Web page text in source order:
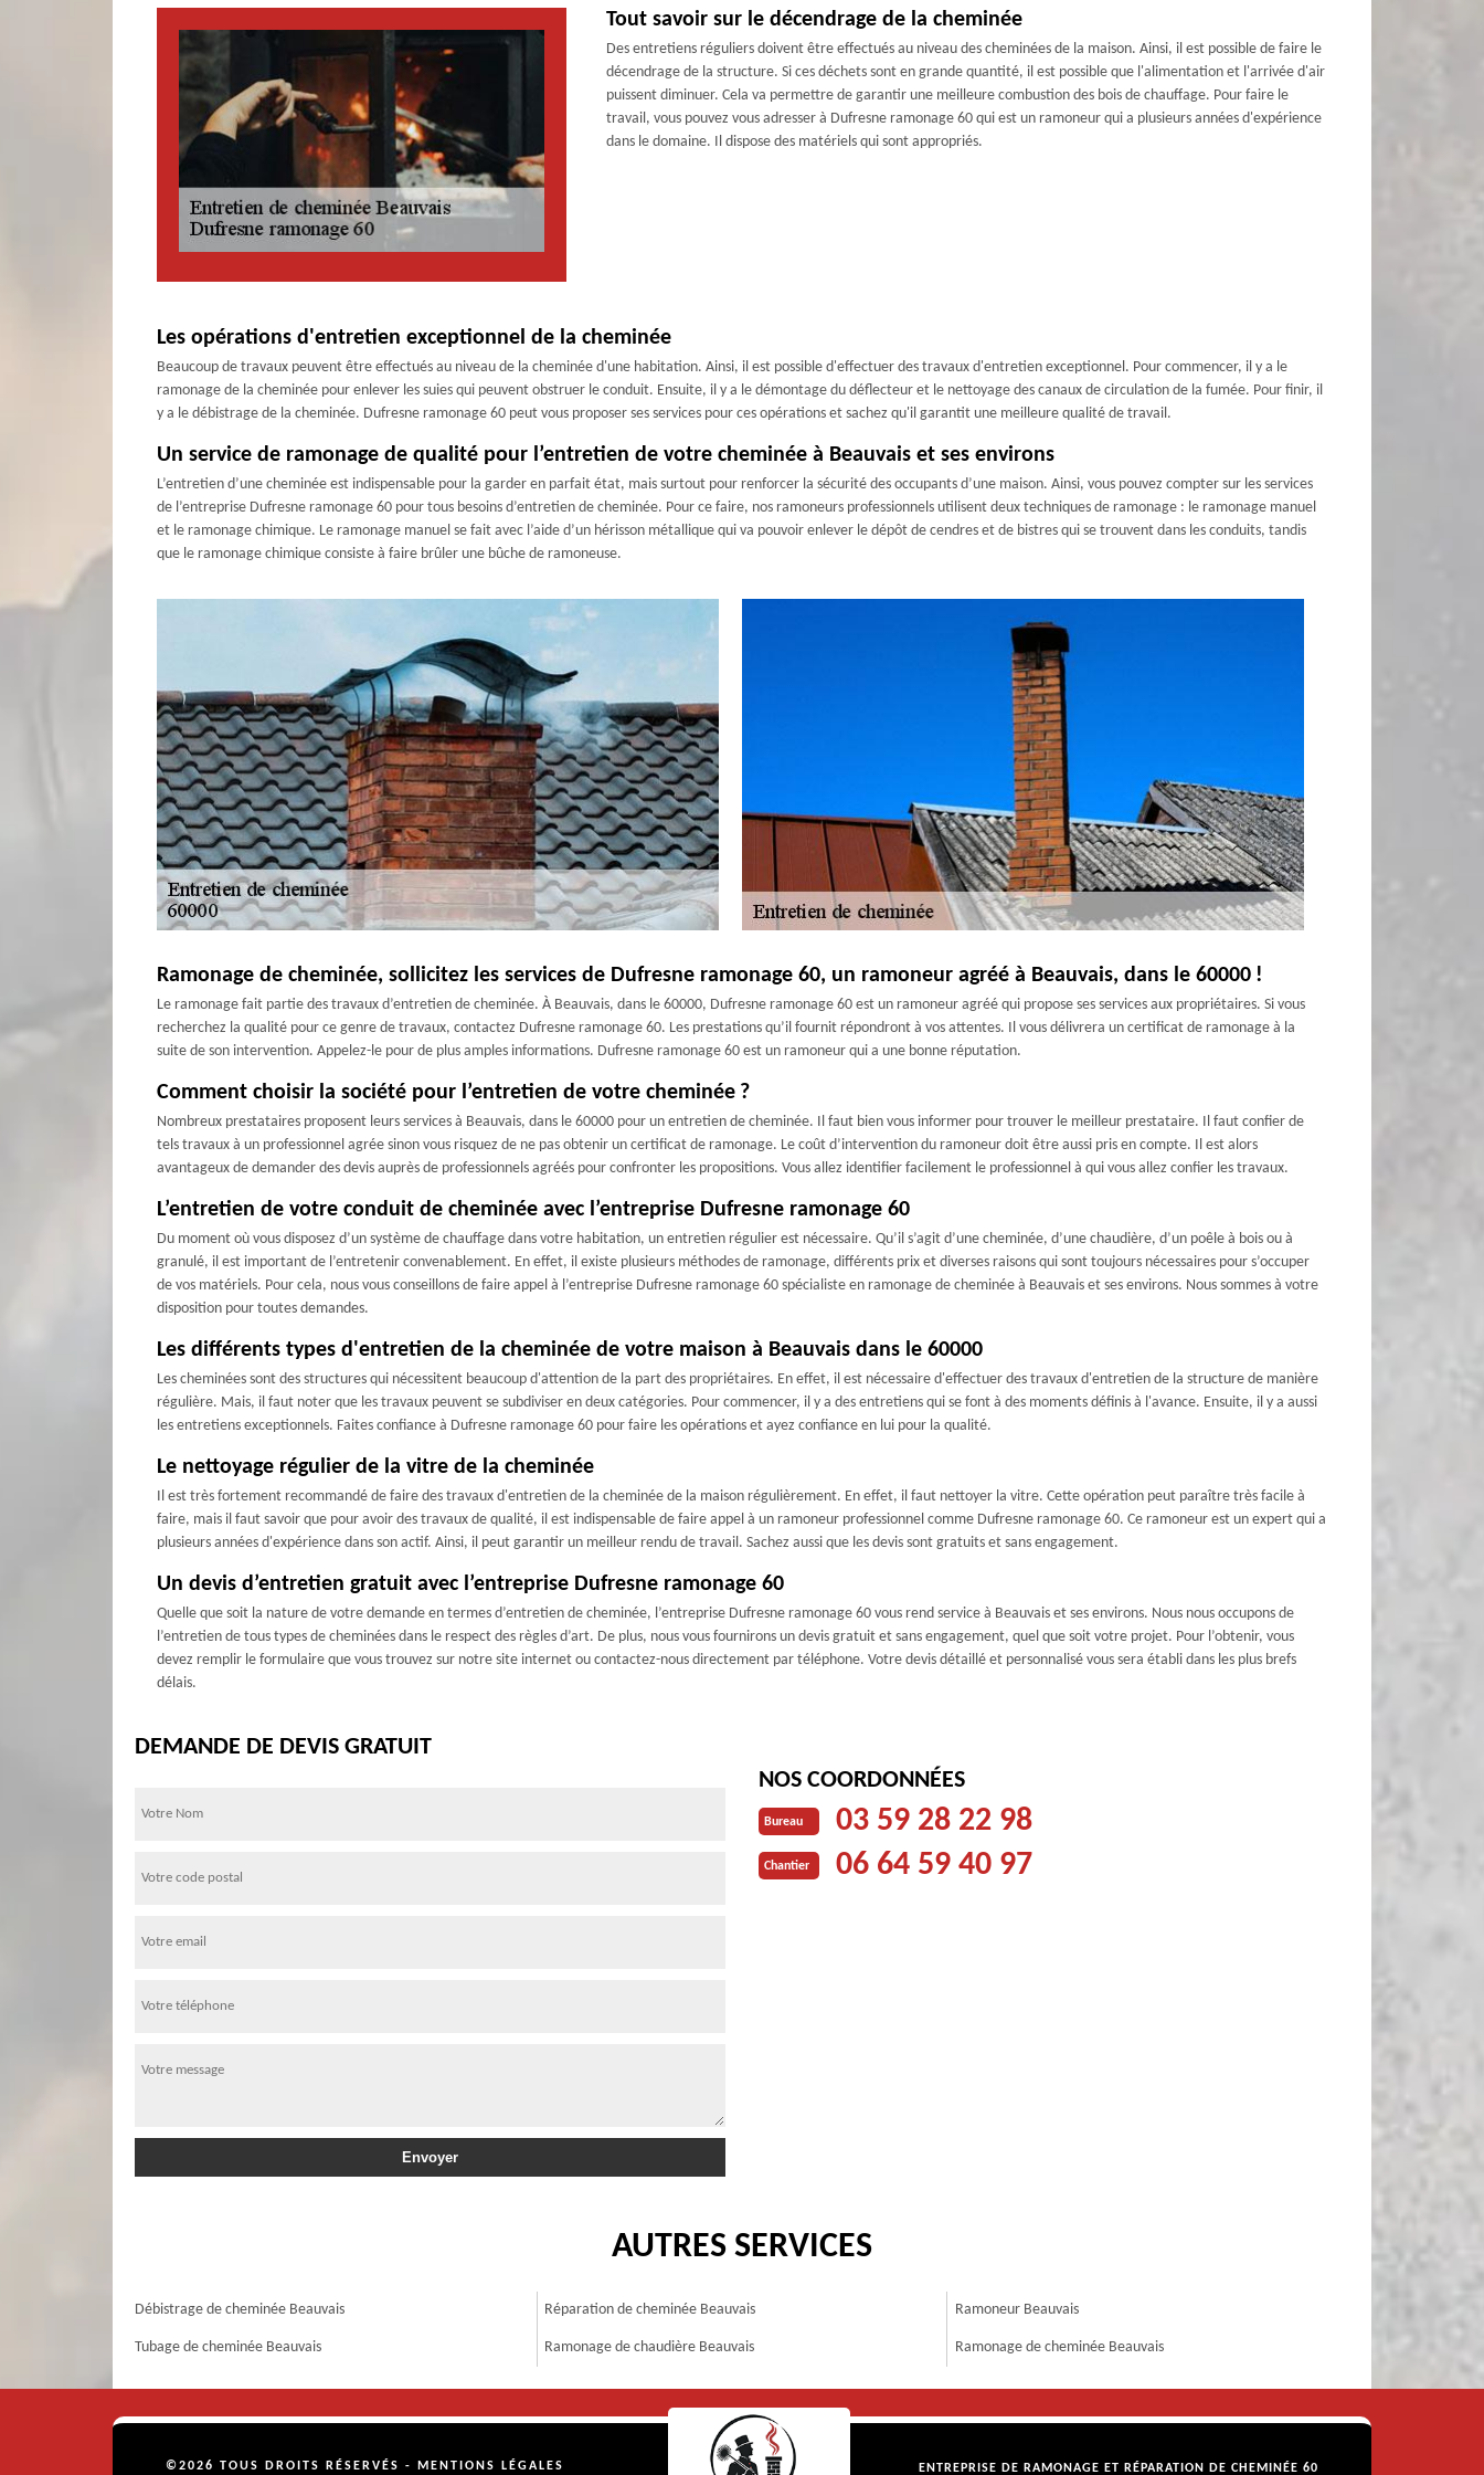
Tout savoir sur le décendrage de la cheminée
Des entretiens réguliers doivent être effectués au niveau des cheminées de la maison. Ainsi, il est possible de faire le
décendrage de la structure. Si ces déchets sont en grande quantité, il est possible que l'alimentation et l'arrivée d'air
puissent diminuer. Cela va permettre de garantir une meilleure combustion des bois de chauffage. Pour faire le
travail, vous pouvez vous adresser à Dufresne ramonage 60 qui est un ramoneur qui a plusieurs années d'expérience
dans le domaine. Il dispose des matériels qui sont appropriés.
Les opérations d'entretien exceptionnel de la cheminée
Beaucoup de travaux peuvent être effectués au niveau de la cheminée d'une habitation. Ainsi, il est possible d'effectuer des travaux d'entretien exceptionnel. Pour commencer, il y a le
ramonage de la cheminée pour enlever les suies qui peuvent obstruer le conduit. Ensuite, il y a le démontage du déflecteur et le nettoyage des canaux de circulation de la fumée. Pour finir, il
y a le débistrage de la cheminée. Dufresne ramonage 60 peut vous proposer ses services pour ces opérations et sachez qu'il garantit une meilleure qualité de travail.
Un service de ramonage de qualité pour l’entretien de votre cheminée à Beauvais et ses environs
L’entretien d’une cheminée est indispensable pour la garder en parfait état, mais surtout pour renforcer la sécurité des occupants d’une maison. Ainsi, vous pouvez compter sur les services
de l’entreprise Dufresne ramonage 60 pour tous besoins d’entretien de cheminée. Pour ce faire, nos ramoneurs professionnels utilisent deux techniques de ramonage : le ramonage manuel
et le ramonage chimique. Le ramonage manuel se fait avec l’aide d’un hérisson métallique qui va pouvoir enlever le dépôt de cendres et de bistres qui se trouvent dans les conduits, tandis
que le ramonage chimique consiste à faire brûler une bûche de ramoneuse.
Ramonage de cheminée, sollicitez les services de Dufresne ramonage 60, un ramoneur agréé à Beauvais, dans le 60000 !
Le ramonage fait partie des travaux d’entretien de cheminée. À Beauvais, dans le 60000, Dufresne ramonage 60 est un ramoneur agréé qui propose ses services aux propriétaires. Si vous
recherchez la qualité pour ce genre de travaux, contactez Dufresne ramonage 60. Les prestations qu’il fournit répondront à vos attentes. Il vous délivrera un certificat de ramonage à la
suite de son intervention. Appelez-le pour de plus amples informations. Dufresne ramonage 60 est un ramoneur qui a une bonne réputation.
Comment choisir la société pour l’entretien de votre cheminée ?
Nombreux prestataires proposent leurs services à Beauvais, dans le 60000 pour un entretien de cheminée. Il faut bien vous informer pour trouver le meilleur prestataire. Il faut confier de
tels travaux à un professionnel agrée sinon vous risquez de ne pas obtenir un certificat de ramonage. Le coût d’intervention du ramoneur doit être aussi pris en compte. Il est alors
avantageux de demander des devis auprès de professionnels agréés pour confronter les propositions. Vous allez identifier facilement le professionnel à qui vous allez confier les travaux.
L’entretien de votre conduit de cheminée avec l’entreprise Dufresne ramonage 60
Du moment où vous disposez d’un système de chauffage dans votre habitation, un entretien régulier est nécessaire. Qu’il s’agit d’une cheminée, d’une chaudière, d’un poêle à bois ou à
granulé, il est important de l’entretenir convenablement. En effet, il existe plusieurs méthodes de ramonage, différents prix et diverses raisons qui sont toujours nécessaires pour s’occuper
de vos matériels. Pour cela, nous vous conseillons de faire appel à l’entreprise Dufresne ramonage 60 spécialiste en ramonage de cheminée à Beauvais et ses environs. Nous sommes à votre
disposition pour toutes demandes.
Les différents types d'entretien de la cheminée de votre maison à Beauvais dans le 60000
Les cheminées sont des structures qui nécessitent beaucoup d'attention de la part des propriétaires. En effet, il est nécessaire d'effectuer des travaux d'entretien de la structure de manière
régulière. Mais, il faut noter que les travaux peuvent se subdiviser en deux catégories. Pour commencer, il y a des entretiens qui se font à des moments définis à l'avance. Ensuite, il y a aussi
les entretiens exceptionnels. Faites confiance à Dufresne ramonage 60 pour faire les opérations et ayez confiance en lui pour la qualité.
Le nettoyage régulier de la vitre de la cheminée
Il est très fortement recommandé de faire des travaux d'entretien de la cheminée de la maison régulièrement. En effet, il faut nettoyer la vitre. Cette opération peut paraître très facile à
faire, mais il faut savoir que pour avoir des travaux de qualité, il est indispensable de faire appel à un ramoneur professionnel comme Dufresne ramonage 60. Ce ramoneur est un expert qui a
plusieurs années d'expérience dans son actif. Ainsi, il peut garantir un meilleur rendu de travail. Sachez aussi que les devis sont gratuits et sans engagement.
Un devis d’entretien gratuit avec l’entreprise Dufresne ramonage 60
Quelle que soit la nature de votre demande en termes d’entretien de cheminée, l’entreprise Dufresne ramonage 60 vous rend service à Beauvais et ses environs. Nous nous occupons de
l’entretien de tous types de cheminées dans le respect des règles d’art. De plus, nous vous fournirons un devis gratuit et sans engagement, quel que soit votre projet. Pour l’obtenir, vous
devez remplir le formulaire que vous trouvez sur notre site internet ou contactez-nous directement par téléphone. Votre devis détaillé et personnalisé vous sera établi dans les plus brefs
délais.
DEMANDE DE DEVIS GRATUIT
NOS COORDONNÉES
Bureau 03 59 28 22 98
Chantier 06 64 59 40 97
AUTRES SERVICES
Débistrage de cheminée Beauvais
Tubage de cheminée Beauvais
Réparation de cheminée Beauvais
Ramonage de chaudière Beauvais
Ramoneur Beauvais
Ramonage de cheminée Beauvais
©2026 TOUS DROITS RÉSERVÉS - MENTIONS LÉGALES ENTREPRISE DE RAMONAGE ET RÉPARATION DE CHEMINÉE 60